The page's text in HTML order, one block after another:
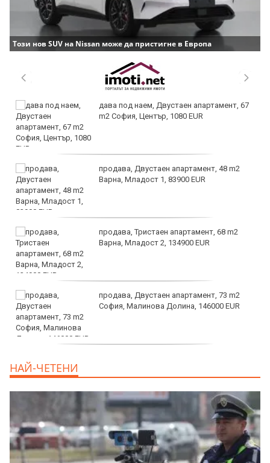
Този нов SUV на Nissan може да пристигне в Европа
дава под наем, Двустаен апартамент, 67
m2 София, Център, 1080 EUR
продава, Двустаен апартамент, 48 m2
Варна, Младост 1, 83900 EUR
продава, Тристаен апартамент, 68 m2
Варна, Младост 2, 134900 EUR
продава, Двустаен апартамент, 73 m2
София, Малинова Долина, 146000 EUR
НАЙ-ЧЕТЕНИ